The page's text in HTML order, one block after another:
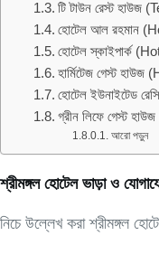
টি টাউন রেস্ট
হোটেল আল রহমান
হোটেল স্কাইপার্ক
হার্মিটেজ গেস্ট
হোটেল ইউনাইটেড
গ্রীন লিফে গেস্ট
আরো পড়ুন
শ্রীমঙ্গল হোটেল ভাড়া ও
নিচে উল্লেখ করা শ্রীমঙ্গল